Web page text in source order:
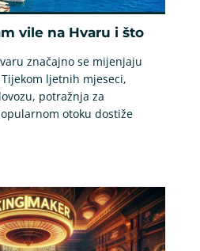
vile na Hvaru i što
značajno se mijenjaju
ljetnih mjeseci,
potražnja za
otoku dostiže